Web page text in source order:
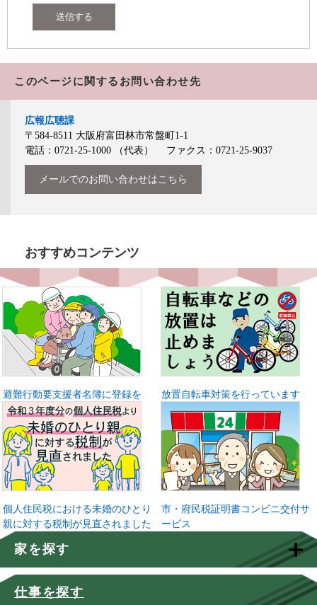
家を探す
仕事を探す
このページに関するお問い合わせ先
広報広聴課
〒584-8511 大阪府富田林市常盤町1-1
電話：0721-25-1000
（代表） ファクス：0721-25-9037
メールでのお問い合わせはこちら
おすすめコンテンツ
避難行動要支援者名簿に登録を 放置自転車対策を行っています
個人住民税における未婚のひとり
親に対する税制が見直されました
市・府民税証明書コンビニ交付サ
ービス